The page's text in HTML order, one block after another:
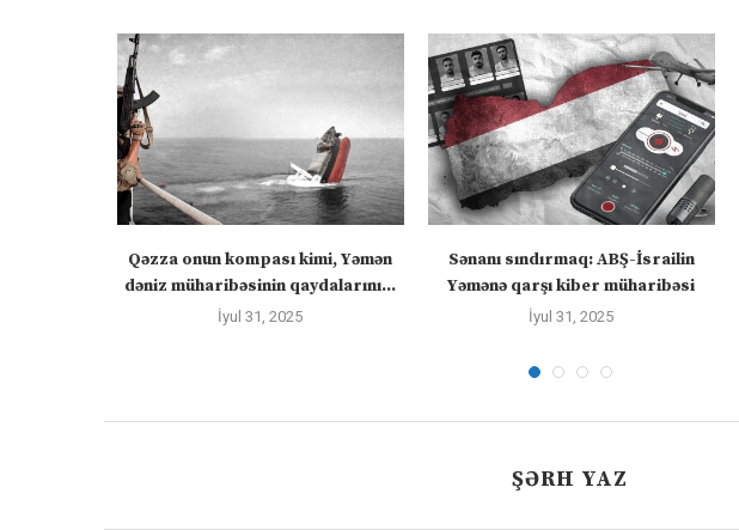
Qəzza onun kompası kimi, Yəmən
dəniz müharibəsinin qaydalarını...
İyul 31, 2025
Sənanı sındırmaq: ABŞ-İsrailin
Yəmənə qarşı kiber müharibəsi
İyul 31, 2025
ŞƏRH YAZ